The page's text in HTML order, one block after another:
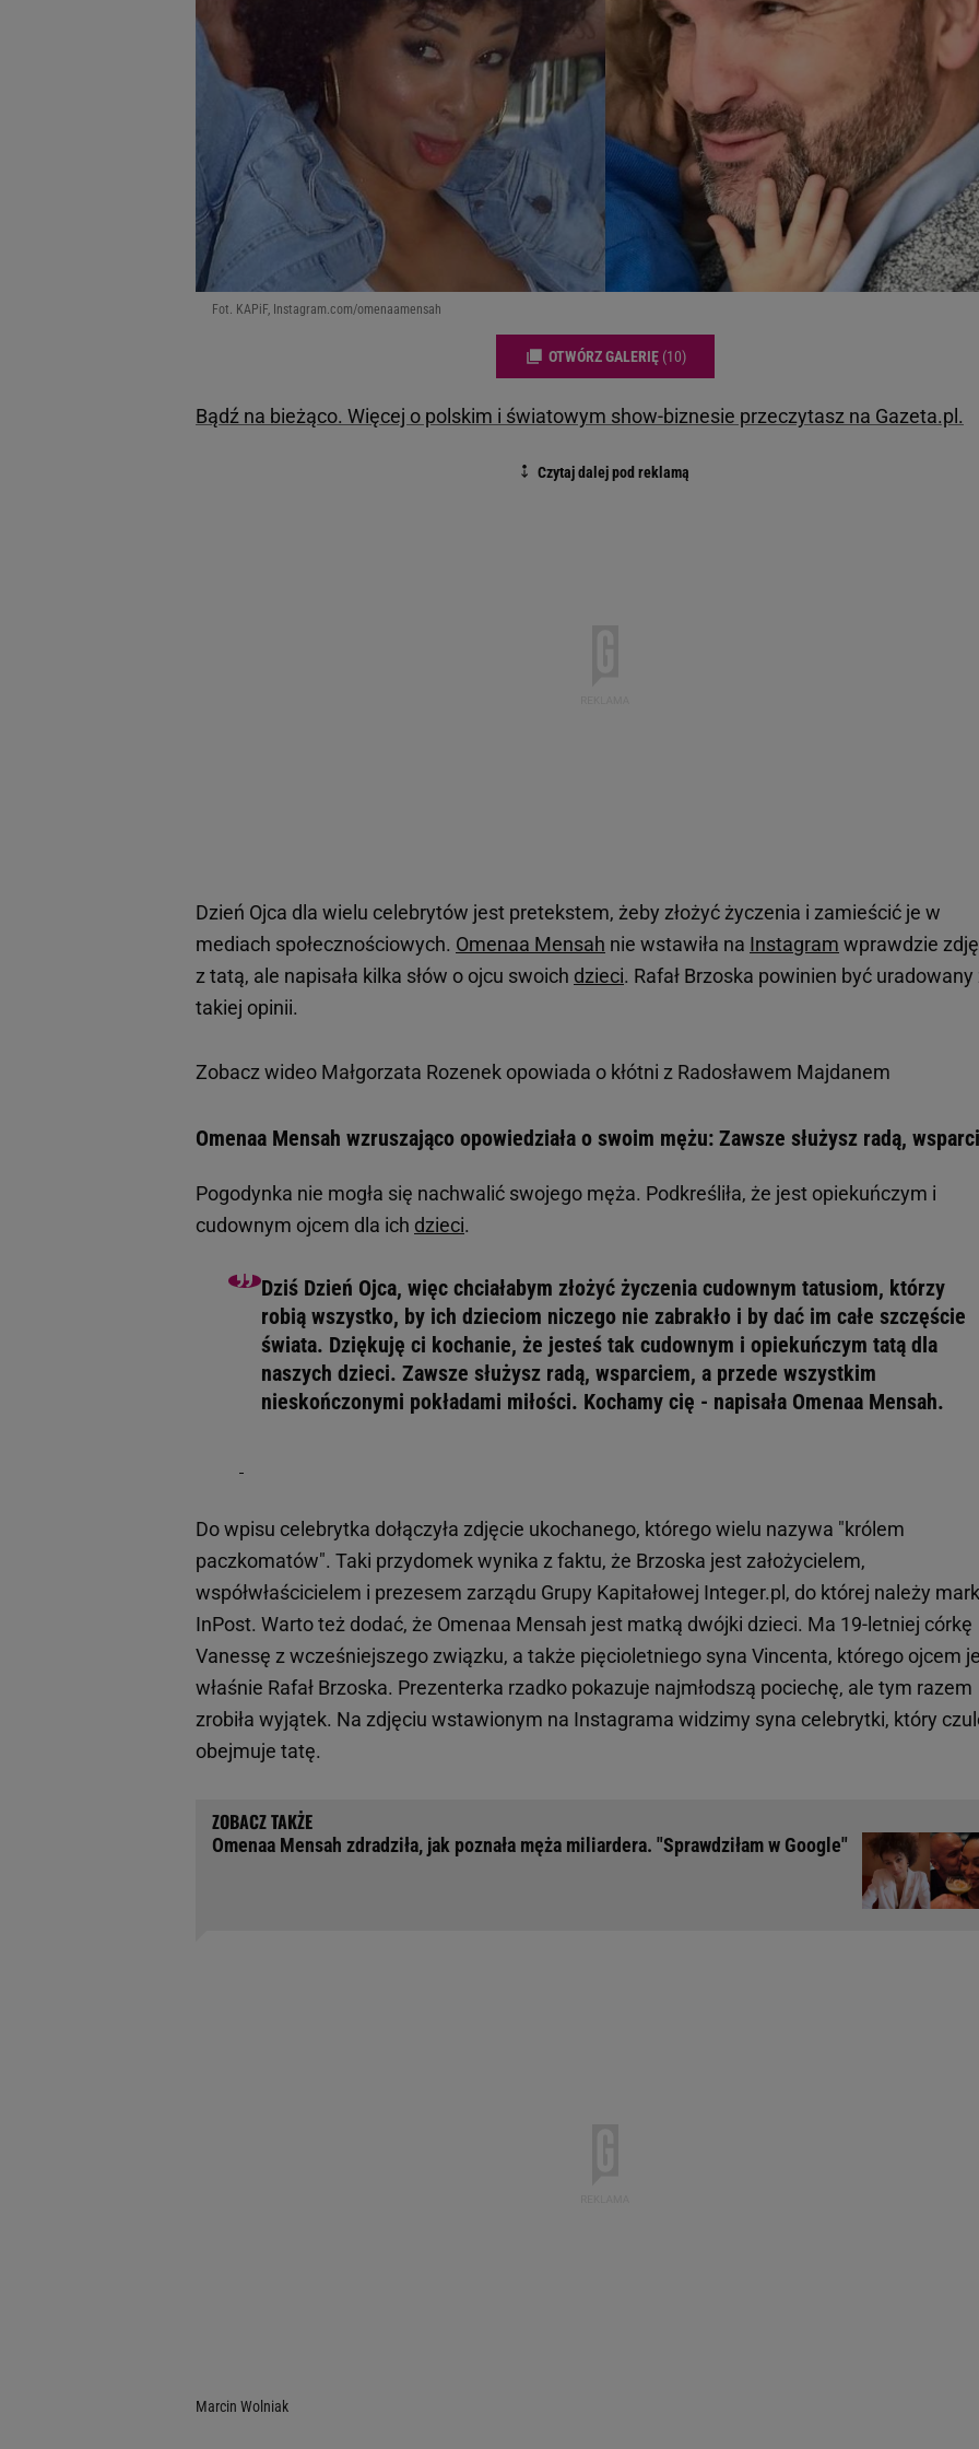
Fot. KAPiF, Instagram.com/omenaamensah
OTWÓRZ GALERIĘ (10)
Bądź na bieżąco. Więcej o polskim i światowym show-biznesie przeczytasz na Gazeta.pl.
Dzień Ojca dla wielu celebrytów jest pretekstem, żeby złożyć życzenia i zamieścić je w
mediach społecznościowych. Omenaa Mensah nie wstawiła na Instagram wprawdzie
z tatą, ale napisała kilka słów o ojcu swoich dzieci. Rafał Brzoska powinien być uradowany
takiej opinii.
Zobacz wideo Małgorzata Rozenek opowiada o kłótni z Radosławem Majdanem
Omenaa Mensah wzruszająco opowiedziała o swoim mężu: Zawsze służysz radą,
Pogodynka nie mogła się nachwalić swojego męża. Podkreśliła, że jest opiekuńczym i
cudownym ojcem dla ich dzieci.
Dziś Dzień Ojca, więc chciałabym złożyć życzenia cudownym tatusiom, którzy
robią wszystko, by ich dzieciom niczego nie zabrakło i by dać im całe szczęście
świata. Dziękuję ci kochanie, że jesteś tak cudownym i opiekuńczym tatą dla
naszych dzieci. Zawsze służysz radą, wsparciem, a przede wszystkim
nieskończonymi pokładami miłości. Kochamy cię - napisała Omenaa Mensah.
Do wpisu celebrytka dołączyła zdjęcie ukochanego, którego wielu nazywa "królem
paczkomatów". Taki przydomek wynika z faktu, że Brzoska jest założycielem,
współwłaścicielem i prezesem zarządu Grupy Kapitałowej Integer.pl, do której należy
InPost. Warto też dodać, że Omenaa Mensah jest matką dwójki dzieci. Ma 19-letniej córkę
Vanessę z wcześniejszego związku, a także pięcioletniego syna Vincenta, którego ojcem
właśnie Rafał Brzoska. Prezenterka rzadko pokazuje najmłodszą pociechę, ale tym razem
zrobiła wyjątek. Na zdjęciu wstawionym na Instagrama widzimy syna celebrytki, który
obejmuje tatę.
Omenaa Mensah zdradziła, jak poznała męża miliardera. "Sprawdziłam w Google"
Marcin Wolniak